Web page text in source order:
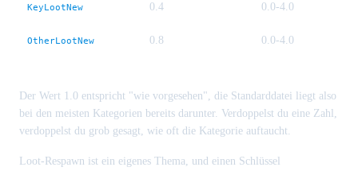
KeyLootNew 0.4 0.0-4.0
OtherLootNew 0.8 0.0-4.0
Der Wert 1.0 entspricht "wie vorgesehen", die Standarddatei liegt also
bei den meisten Kategorien bereits darunter. Verdoppelst du eine Zahl,
verdoppelst du grob gesagt, wie oft die Kategorie auftaucht.
Loot-Respawn ist ein eigenes Thema, und einen Schlüssel